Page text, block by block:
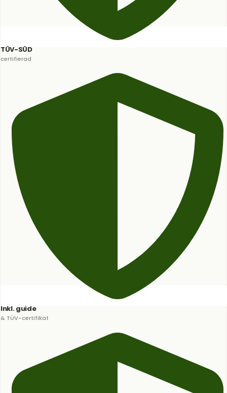
TÜV-SÜD
certifierad
Inkl. guide
& TÜV-certifikat